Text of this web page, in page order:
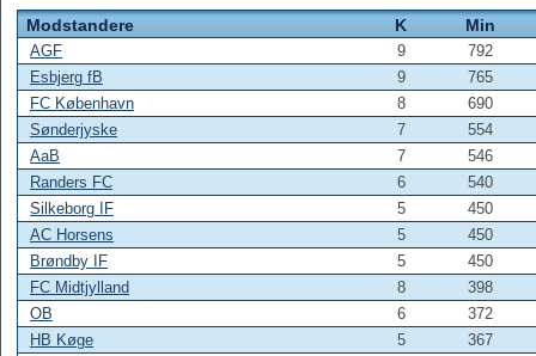
Modstandere K Min
AGF 9
792
Esbjerg fB
9
765
FC København
8
690
Sønderjyske
7
554
AaB
7
546
Randers FC
6
540
Silkeborg IF
5
450
AC Horsens
5
450
Brøndby IF
5
450
FC Midtjylland
8
398
OB
6
372
HB Køge
5
367